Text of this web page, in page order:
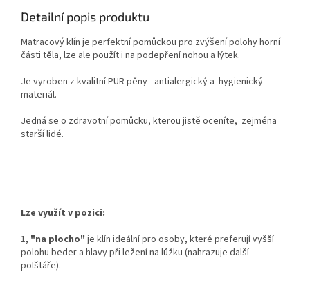
Detailní popis produktu
Matracový klín je perfektní pomůckou pro zvýšení polohy horní
části těla, lze ale použít i na podepření nohou a lýtek.
Je vyroben z kvalitní PUR pěny - antialergický a hygienický
materiál.
Jedná se o zdravotní pomůcku, kterou jistě oceníte, zejména
starší lidé.
Lze využít v pozici:
1, "na plocho" je klín ideální pro osoby, které preferují vyšší
polohu beder a hlavy při ležení na lůžku (nahrazuje další
polštáře).